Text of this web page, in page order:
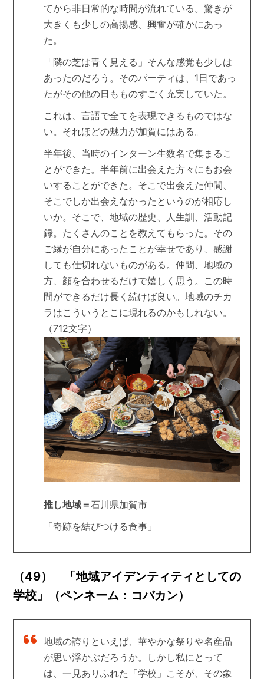
てから非日常的な時間が流れている。驚きが
大きくも少しの高揚感、興奮が確かにあっ
た。
「隣の芝は青く見える」そんな感覚も少しは
あったのだろう。そのパーティは、1日であっ
たがその他の日もものすごく充実していた。
これは、言語で全てを表現できるものではな
い。それほどの魅力が加賀にはある。
半年後、当時のインターン生数名で集まるこ
とができた。半年前に出会えた方々にもお会
いすることができた。そこで出会えた仲間、
そこでしか出会えなかったというのが相応し
いか。そこで、地域の歴史、人生訓、活動記
録。たくさんのことを教えてもらった。その
ご縁が自分にあったことが幸せであり、感謝
しても仕切れないものがある。仲間、地域の
方、顔を合わせるだけで嬉しく思う。この時
間ができるだけ長く続けば良い。地域のチカ
ラはこういうとこに現れるのかもしれない。
（712文字）
推し地域＝石川県加賀市
「奇跡を結びつける食事」
（49） 「地域アイデンティティとしての
学校」（ペンネーム：コバカン）
地域の誇りといえば、華やかな祭りや名産品
が思い浮かぶだろうか。しかし私にとって
は、一見ありふれた「学校」こそが、その象